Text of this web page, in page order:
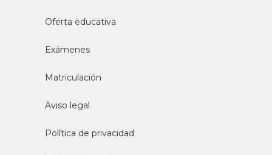
Oferta educativa
Exámenes
Matriculación
Aviso legal
Política de privacidad